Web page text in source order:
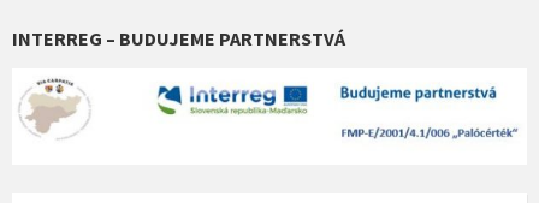
INTERREG – BUDUJEME PARTNERSTVÁ